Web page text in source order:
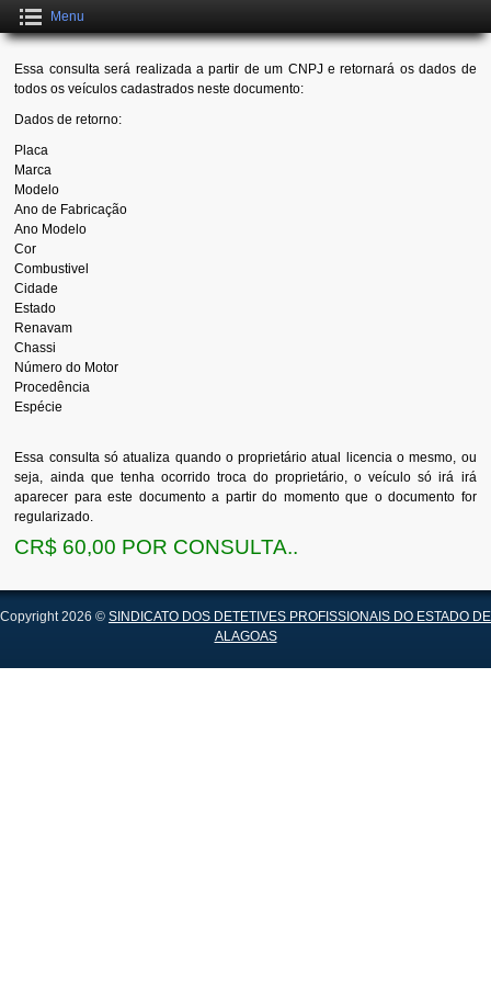
Menu
Essa consulta será realizada a partir de um CNPJ e retornará os dados de
todos os veículos cadastrados neste documento:
Dados de retorno:
Placa
Marca
Modelo
Ano de Fabricação
Ano Modelo
Cor
Combustivel
Cidade
Estado
Renavam
Chassi
Número do Motor
Procedência
Espécie
Essa consulta só atualiza quando o proprietário atual licencia o mesmo, ou
seja, ainda que tenha ocorrido troca do proprietário, o veículo só irá irá
aparecer para este documento a partir do momento que o documento for
regularizado.
CR$ 60,00 POR CONSULTA..
Copyright 2026 © SINDICATO DOS DETETIVES PROFISSIONAIS DO ESTADO DE
ALAGOAS